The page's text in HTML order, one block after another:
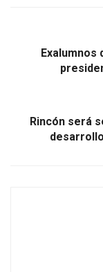
Exalumnos
Rincón será